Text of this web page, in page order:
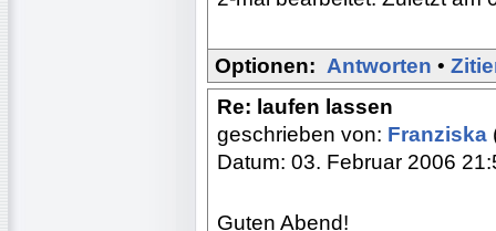
Optionen: Antworten •
Re: laufen lassen
geschrieben von: Franziska
Datum: 03. Februar 2006
Guten Abend!